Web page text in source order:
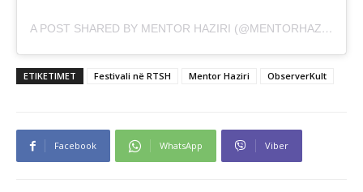
A POST SHARED BY MENTOR HAZIRI (@MENTORHAZIRI)
ETIKETIMET Festivali në RTSH Mentor Haziri ObserverKult
Facebook WhatsApp Viber